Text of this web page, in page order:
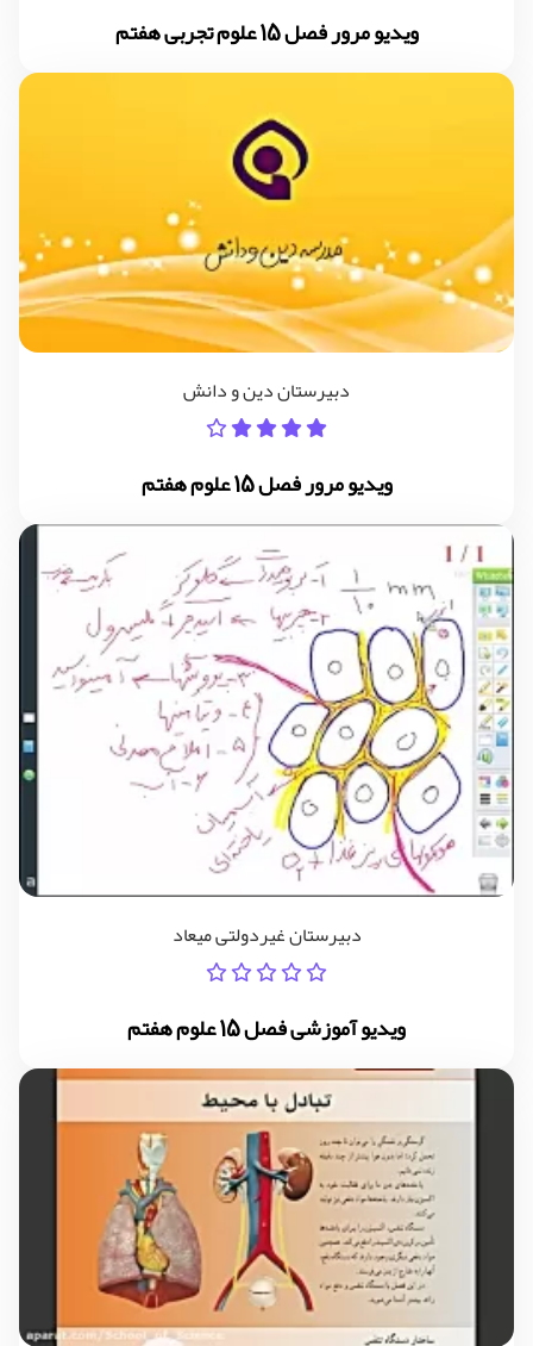
ویدیو مرور فصل 15 علوم تجربی هفتم
دبیرستان دین و دانش
ویدیو مرور فصل 15 علوم هفتم
دبیرستان غیردولتی میعاد
ویدیو آموزشی فصل 15 علوم هفتم